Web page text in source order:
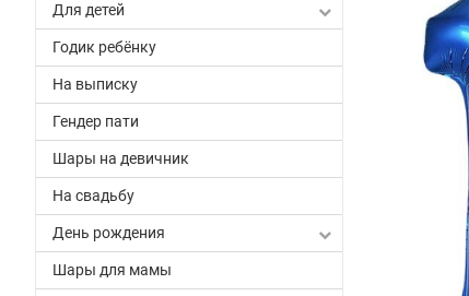
Для детей
Годик ребёнку
На выписку
Гендер пати
Шары на девичник
На свадьбу
День рождения
Шары для мамы